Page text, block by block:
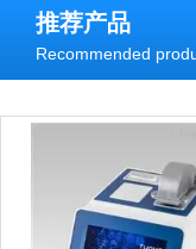
推荐产品
Recommended